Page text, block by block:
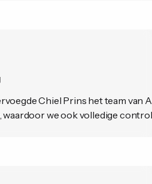
Chiel Prins het team van
waardoor we ook volledige